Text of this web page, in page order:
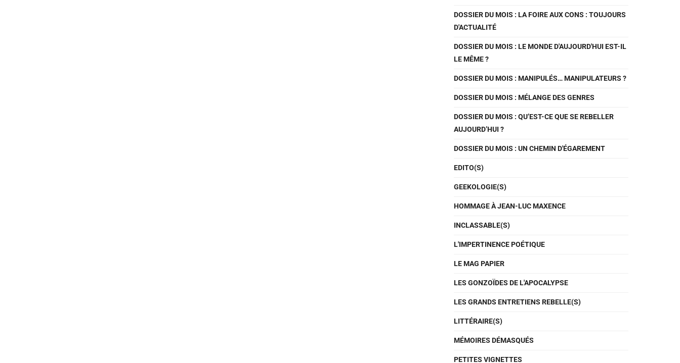
DOSSIER DU MOIS : LA FOIRE AUX CONS : TOUJOURS
D'ACTUALITÉ
DOSSIER DU MOIS : LE MONDE D'AUJOURD'HUI EST-IL
LE MÊME ?
DOSSIER DU MOIS : MANIPULÉS… MANIPULATEURS ?
DOSSIER DU MOIS : MÉLANGE DES GENRES
DOSSIER DU MOIS : QU’EST-CE QUE SE REBELLER
AUJOURD’HUI ?
DOSSIER DU MOIS : UN CHEMIN D'ÉGAREMENT
EDITO(S)
GEEKOLOGIE(S)
HOMMAGE À JEAN-LUC MAXENCE
INCLASSABLE(S)
L'IMPERTINENCE POÉTIQUE
LE MAG PAPIER
LES GONZOÏDES DE L'APOCALYPSE
LES GRANDS ENTRETIENS REBELLE(S)
LITTÉRAIRE(S)
MÉMOIRES DÉMASQUÉS
PETITES VIGNETTES